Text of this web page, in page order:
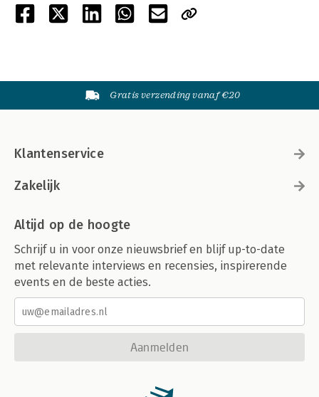
Gratis verzending vanaf €20
Klantenservice
Zakelijk
Altijd op de hoogte
Schrijf u in voor onze nieuwsbrief en blijf up-to-date
met relevante interviews en recensies, inspirerende
events en de beste acties.
Aanmelden